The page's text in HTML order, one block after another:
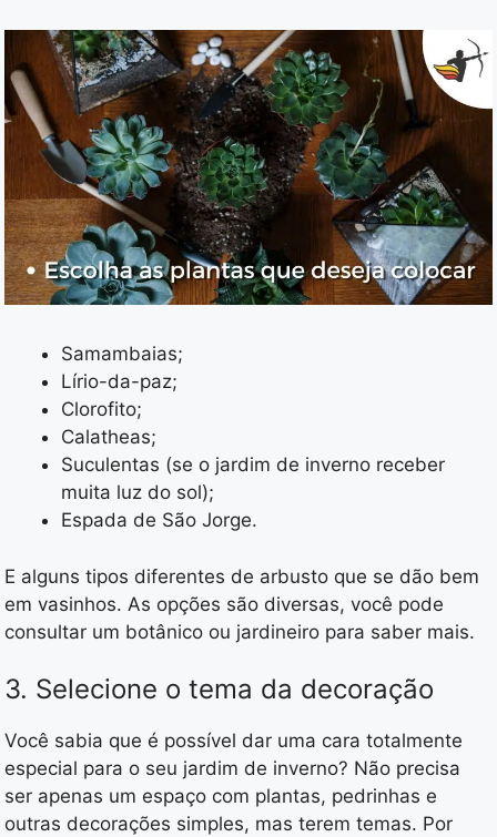
Samambaias;
Lírio-da-paz;
Clorofito;
Calatheas;
Suculentas (se o jardim de inverno receber
muita luz do sol);
Espada de São Jorge.
E alguns tipos diferentes de arbusto que se dão bem
em vasinhos. As opções são diversas, você pode
consultar um botânico ou jardineiro para saber mais.
3. Selecione o tema da decoração
Você sabia que é possível dar uma cara totalmente
especial para o seu jardim de inverno? Não precisa
ser apenas um espaço com plantas, pedrinhas e
outras decorações simples, mas terem temas. Por